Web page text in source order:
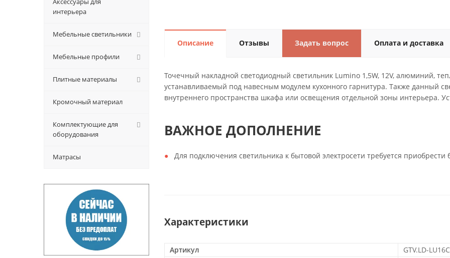
Описание Отзывы Задать вопрос Оплата и доставка
Точечный накладной светодиодный светильник Lumino 1,5W, 12V, алюминий,
устанавливаемый под навесным модулем кухонного гарнитура. Также данный
внутреннего пространства шкафа или освещения отдельной зоны интерьера.
ВАЖНОЕ ДОПОЛНЕНИЕ
Для подключения светильника к бытовой электросети требуется
Характеристики
Артикул
GTV.LD-
интерьера
Мебельные светильники
Мебельные профили
Плитные материалы
Кромочный материал
Комплектующие для
оборудования
Матрасы